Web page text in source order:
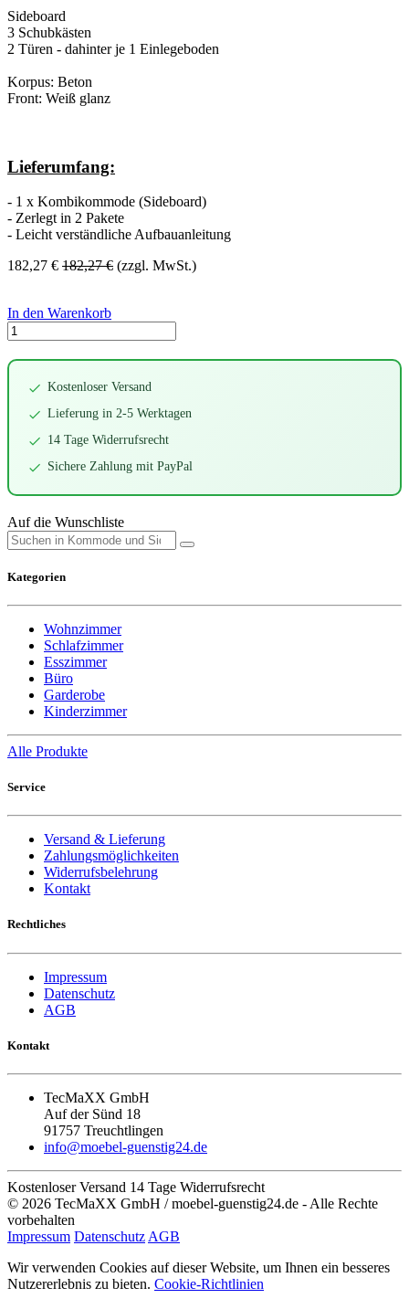
Sideboard
3 Schubkästen
2 Türen - dahinter je 1 Einlegeboden
Korpus: Beton
Front: Weiß glanz
Lieferumfang:
- 1 x Kombikommode (Sideboard)
- Zerlegt in 2 Pakete
- Leicht verständliche Aufbauanleitung
182,27 € 182,27€ (zzgl. MwSt.)
In den Warenkorb
Kostenloser Versand
Lieferung in 2-5 Werktagen
14 Tage Widerrufsrecht
Sichere Zahlung mit PayPal
Auf die Wunschliste
Kategorien
Wohnzimmer
Schlafzimmer
Esszimmer
Büro
Garderobe
Kinderzimmer
Alle Produkte
Service
Versand & Lieferung
Zahlungsmöglichkeiten
Widerrufsbelehrung
Kontakt
Rechtliches
Impressum
Datenschutz
AGB
Kontakt
TecMaXX GmbH
Auf der Sünd 18
91757 Treuchtlingen
info@moebel-guenstig24.de
Kostenloser Versand 14 Tage Widerrufsrecht
© 2026 TecMaXX GmbH / moebel-guenstig24.de - Alle Rechte
vorbehalten
Impressum Datenschutz AGB
Wir verwenden Cookies auf dieser Website, um Ihnen ein besseres
Nutzererlebnis zu bieten. Cookie-Richtlinien